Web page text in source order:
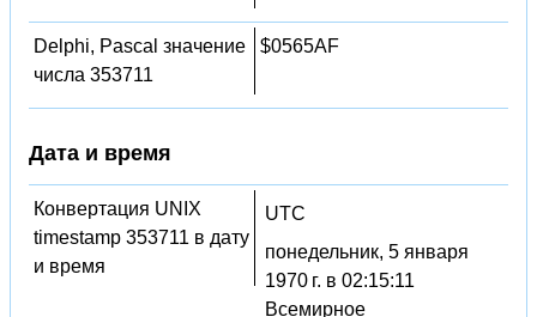
Delphi, Pascal значение
числа 353711
$0565AF
Дата и время
Конвертация UNIX
timestamp 353711 в дату
и время
UTC
понедельник, 5 января
1970 г. в 02:15:11
Всемирное